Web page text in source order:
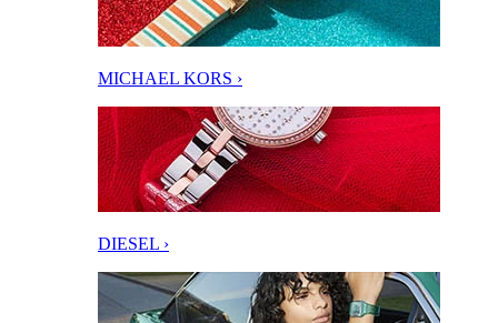
MICHAEL KORS ›
DIESEL ›